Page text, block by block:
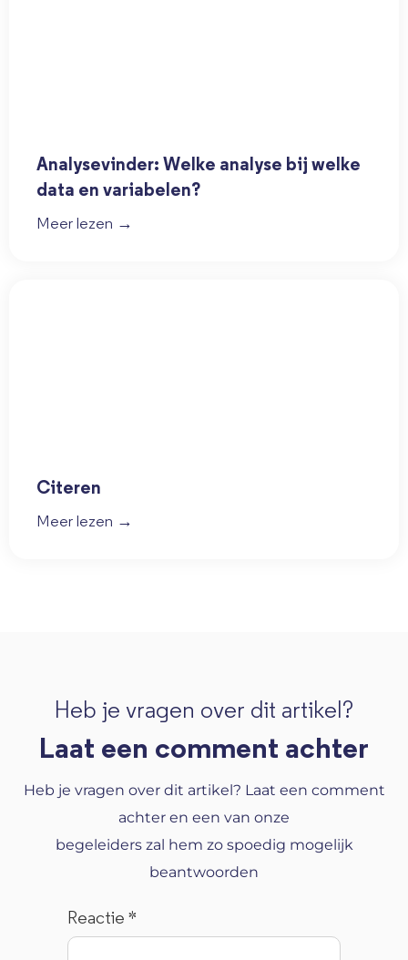
Analysevinder: Welke analyse bij welke
data en variabelen?
Meer lezen →
Citeren
Meer lezen →
Heb je vragen over dit artikel?
Laat een comment achter
Heb je vragen over dit artikel? Laat een comment
achter en een van onze
begeleiders zal hem zo spoedig mogelijk
beantwoorden
Reactie*